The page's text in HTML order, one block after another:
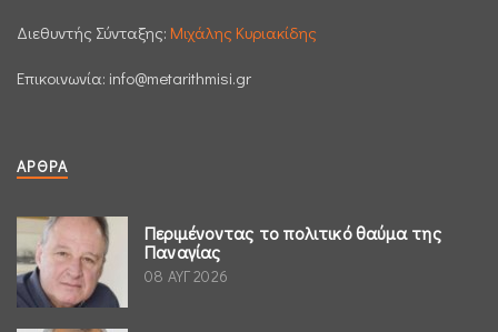
Διεθυντής Σύνταξης: Μιχάλης Κυριακίδης
Επικοινωνία: info@metarithmisi.gr
ΆΡΘΡΑ
Περιμένοντας το πολιτικό θαύμα της
Παναγίας
08 ΑΥΓ 2026